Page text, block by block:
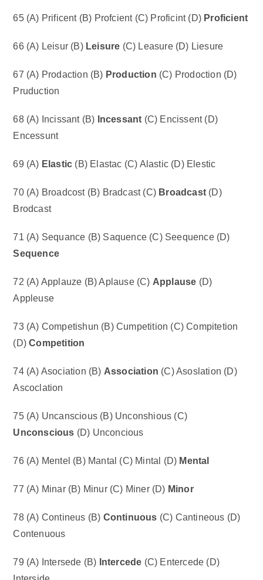
65 (A) Prificent (B) Profcient (C) Proficint (D) Proficient
66 (A) Leisur (B) Leisure (C) Leasure (D) Liesure
67 (A) Prodaction (B) Production (C) Prodoction (D)
Pruduction
68 (A) Incissant (B) Incessant (C) Encissent (D)
Encessunt
69 (A) Elastic (B) Elastac (C) Alastic (D) Elestic
70 (A) Broadcost (B) Bradcast (C) Broadcast (D)
Brodcast
71 (A) Sequance (B) Saquence (C) Seequence (D)
Sequence
72 (A) Applauze (B) Aplause (C) Applause (D)
Appleuse
73 (A) Competishun (B) Cumpetition (C) Compitetion
(D)Competition
74 (A) Asociation (B) Association (C) Asoslation (D)
Ascoclation
75 (A) Uncanscious (B) Unconshious (C)
Unconscious (D) Unconcious
76 (A) Mentel (B) Mantal (C) Mintal (D) Mental
77 (A) Minar (B) Minur (C) Miner (D) Minor
78 (A) Contineus (B) Continuous (C) Cantineous (D)
Contenuous
79 (A) Intersede (B) Intercede (C) Entercede (D)